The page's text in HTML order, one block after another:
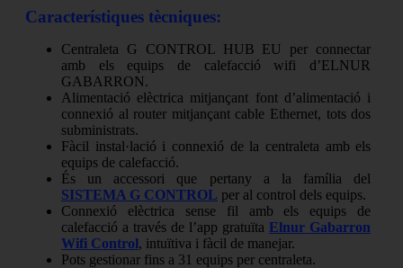
Característiques tècniques:
Centraleta G CONTROL HUB EU per connectar
amb els equips de calefacció wifi d’ELNUR
GABARRON.
Alimentació elèctrica mitjançant font d’alimentació i
connexió al router mitjançant cable Ethernet, tots dos
subministrats.
Fàcil instal·lació i connexió de la centraleta amb els
equips de calefacció.
És un accessori que pertany a la família del
SISTEMA G CONTROL per al control dels equips.
Connexió elèctrica sense fil amb els equips de
calefacció a través de l’app gratuïtaElnur Gabarron
Wifi Control, intuïtiva i fàcil de manejar.
Pots gestionar fins a 31 equips per centraleta.